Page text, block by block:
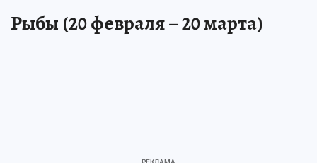
Рыбы (20 февраля – 20 марта)